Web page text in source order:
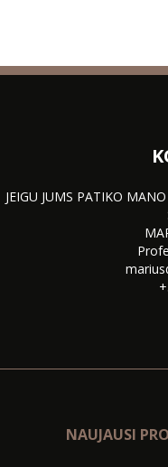
JEIGU JUMS PATIKO
NAUJAUSI